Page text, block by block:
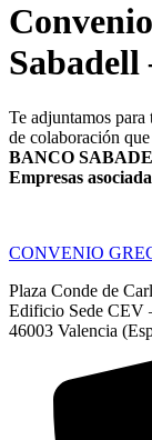
Sabadell
Te adjuntamos
de colaboración que
BANCO
Empresas
CONVENIO
Plaza Conde de
Edificio Sede CEV
46003 Valencia